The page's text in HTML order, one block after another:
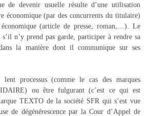
de devenir usuelle résulte d’une utilisation
économique (par des concurrents du titulaire)
(article de presse, roman,…). Le
n’y prend pas garde, participer à rendre sa
la manière dont il communique sur ses
processus (comme le cas des marques
ou être fulgurant (c’est ce qui est
TEXTO de la société SFR qui s’est vue
de dégénérescence par la Cour d’Appel de